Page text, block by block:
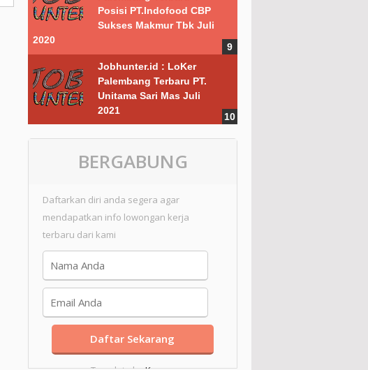
Posisi PT.Indofood CBP
Sukses Makmur Tbk Juli
2020
Jobhunter.id : LoKer
Palembang Terbaru PT.
Unitama Sari Mas Juli
2021
BERGABUNG
Daftarkan diri anda segera agar
mendapatkan info lowongan kerja
terbaru dari kami